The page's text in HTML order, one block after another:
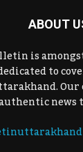
ABOUT
is
to
news